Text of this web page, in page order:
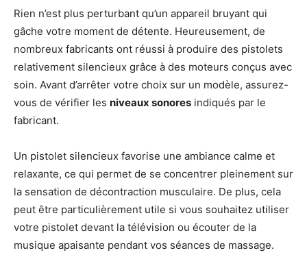
Rien n’est plus perturbant qu’un appareil bruyant qui
gâche votre moment de détente. Heureusement, de
nombreux fabricants ont réussi à produire des pistolets
relativement silencieux grâce à des moteurs conçus avec
soin. Avant d’arrêter votre choix sur un modèle, assurez-
vous de vérifier les niveaux sonores indiqués par le
fabricant.
Un pistolet silencieux favorise une ambiance calme et
relaxante, ce qui permet de se concentrer pleinement sur
la sensation de décontraction musculaire. De plus, cela
peut être particulièrement utile si vous souhaitez utiliser
votre pistolet devant la télévision ou écouter de la
musique apaisante pendant vos séances de massage.